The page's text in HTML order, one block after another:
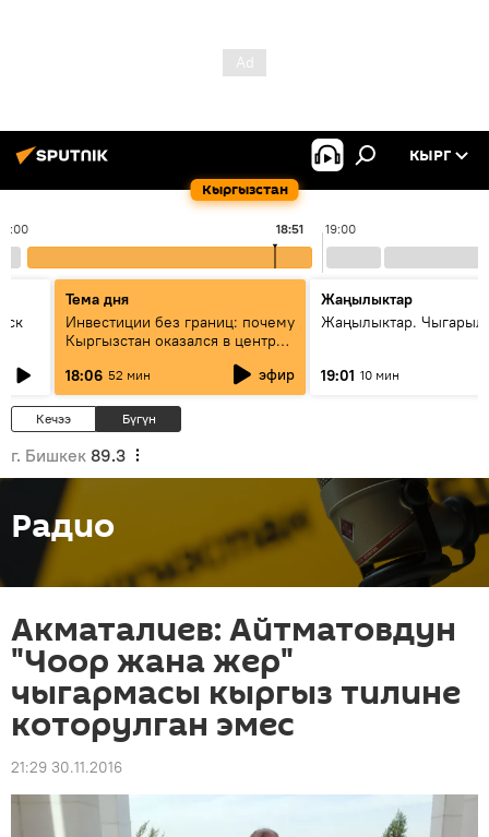
Кыргызстан
КЫРГ
19:00
18:51
Тема дня
Инвестиции без границ: почему
Кыргызстан оказался в центре
18:06 52 мин эфир
Жаңылыктар
Жаңылыктар.
19:01 10 мин
Кечээ Бүгүн
г. Бишкек 89.3
Радио
Акматалиев: Айтматовдун
"Чоор жана жер"
чыгармасы кыргыз тилине
которулган эмес
21:29 30.11.2016